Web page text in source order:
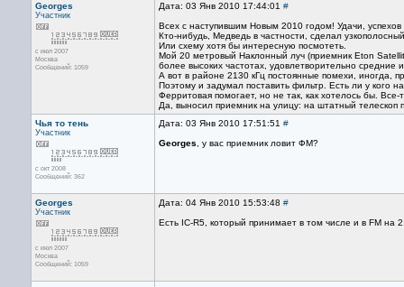
Georges
Участник
с июл 2007
Москва
Сообщений: 1059
Дата: 03 Янв 2010 17:44:01 #
Всех с наступившим Новым 2010 годом! Удачи, успехов
Кто-нибудь, Медведь в частности, сделал
Или схему хотя бы интересную посмотеть.
Мой 20 метровый Наклонный луч (приемник Eton
более высоких частотах, удовлетворительно средние
А вот в районе 2130 кГц постоянные помехи, иногда,
Поэтому и задумал поставить фильтр. Есть ли у кого
Ферритовая помогает, но не так, как хотелось бы.
Да, выносил приемник на улицу: на штатный
Чья то тень
Участник
с окт 2008
Сообщений: 362
Дата: 03 Янв 2010 17:51:51 #
Georges , у вас приемник ловит ФМ?
Georges
Участник
с июл 2007
Москва
Сообщений: 1059
Дата: 04 Янв 2010 15:53:48 #
Есть IC-R5, который принимает в том числе и в FM на